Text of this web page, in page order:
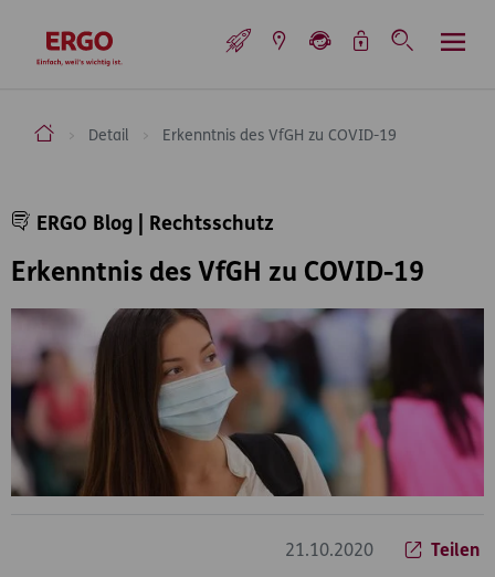
zur Startseite
ERGO Versicherung Aktiengesellschaft
Detail Erkenntnis des VfGH zu COVID-19
Erkenntnis des VfGH zu COVID-19
ERGO Blog | Rechtsschutz
21.10.2020 Teilen